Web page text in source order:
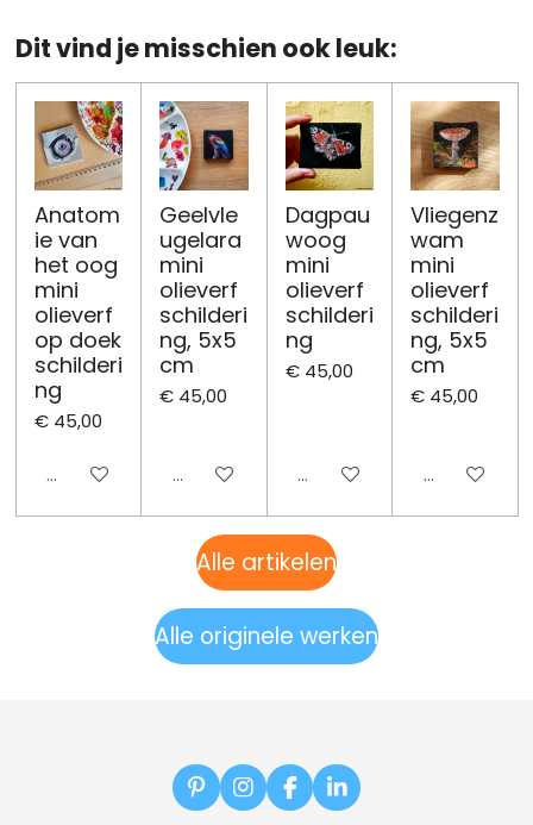
n e
Dit vind je misschien ook leuk:
Anatom
ie van
het oog
mini
olieverf
op doek
schilderi
ng
€ 45,00
Uitgeschakeld
Geelvle
ugelara
mini
olieverf
schilderi
ng, 5x5
cm
€ 45,00
Uitgeschakeld
Dagpau
woog
mini
olieverf
schilderi
ng
€ 45,00
Uitgeschakeld
Vliegenz
wam
mini
olieverf
schilderi
ng, 5x5
cm
€ 45,00
Alle artikelen
Alle originele werken
P
i
I
n
F
a
L
i